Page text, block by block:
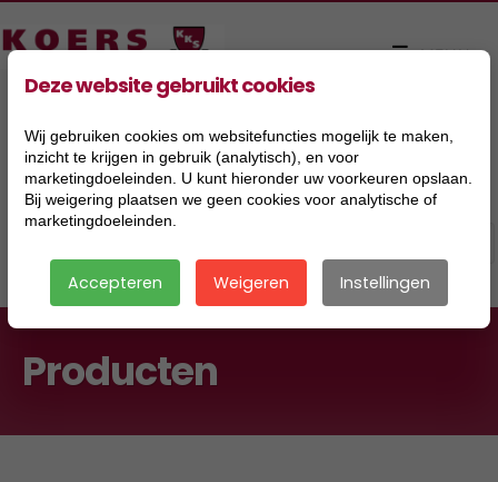
Producten
Deze website gebruikt cookies
Wij gebruiken cookies om websitefuncties mogelijk te maken,
inzicht te krijgen in gebruik (analytisch), en voor
marketingdoeleinden. U kunt hieronder uw voorkeuren opslaan.
Bij weigering plaatsen we geen cookies voor analytische of
marketingdoeleinden.
Accepteren Weigeren Instellingen